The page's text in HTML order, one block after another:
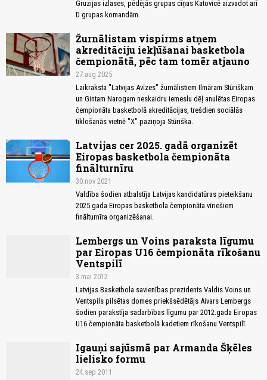
Gruzijas izlases, pēdējās grupas cīņas Katovicē aizvadot arī
D grupas komandām.
Žurnālistam vispirms atņem
akreditāciju iekļūšanai basketbola
čempionātā, pēc tam tomēr atjauno
27.aug 2025
Laikraksta "Latvijas Avīzes" žurnālistiem Ilmāram Stūriškam
un Gintam Narogam neskaidru iemeslu dēļ anulētas Eiropas
čempionāta basketbolā akreditācijas, trešdien sociālās
tīklošanās vietnē "X" paziņoja Stūriška.
Latvijas cer 2025. gadā organizēt
Eiropas basketbola čempionāta
finālturnīru
30.nov 2021
Valdība šodien atbalstīja Latvijas kandidatūras pieteikšanu
2025.gada Eiropas basketbola čempionāta vīriešiem
finālturnīra organizēšanai.
Lembergs un Voins paraksta līgumu
par Eiropas U16 čempionāta rīkošanu
Ventspilī
3.mai 2012
Latvijas Basketbola savienības prezidents Valdis Voins un
Ventspils pilsētas domes priekšsēdētājs Aivars Lembergs
šodien parakstīja sadarbības līgumu par 2012.gada Eiropas
U16 čempionāta basketbolā kadetiem rīkošanu Ventspilī.
Igauņi sajūsmā par Armanda Šķēles
lielisko formu
24.sep 2011